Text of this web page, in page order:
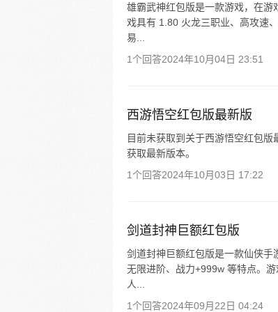
雄霸武神红包版是一款游戏，在
戏具有 1.80 火龙三职业、高攻速
易...
1个回答2024年10月04日 23:51
西游悟空红包版最新版
目前未获取到关于西游悟空红包
获取最新版本。
1个回答2024年10月03日 17:22
剑道封神巨额红包版
剑道封神巨额红包版是一款仙侠手
无限进阶、战力+999w 等特点。
人...
1个回答2024年09月22日 04:24